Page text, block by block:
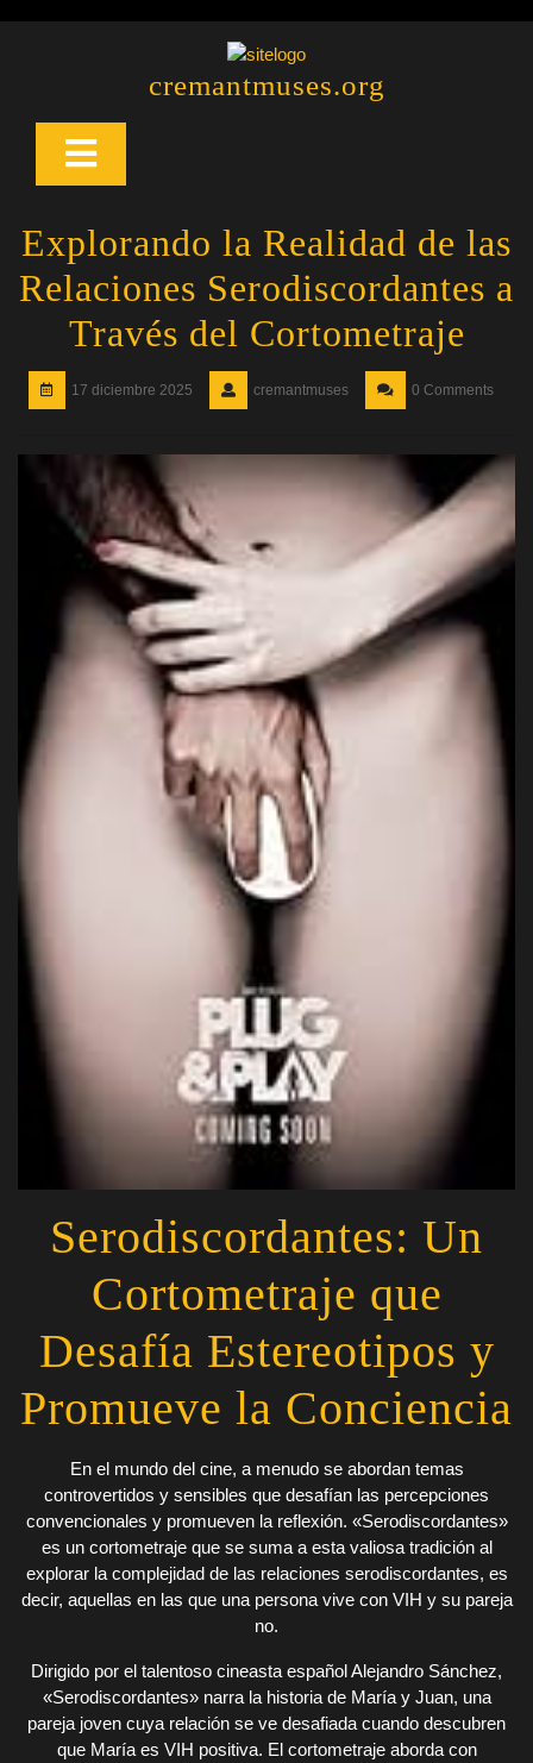
cremantmuses.org
Botón
Explorando la Realidad de las
Relaciones Serodiscordantes a
Través del Cortometraje
17 diciembre 2025 cremantmuses 0 Comments
Serodiscordantes: Un
Cortometraje que
Desafía Estereotipos y
Promueve la Conciencia
En el mundo del cine, a menudo se abordan temas
controvertidos y sensibles que desafían las percepciones
convencionales y promueven la reflexión. «Serodiscordantes»
es un cortometraje que se suma a esta valiosa tradición al
explorar la complejidad de las relaciones serodiscordantes, es
decir, aquellas en las que una persona vive con VIH y su pareja
no.
Dirigido por el talentoso cineasta español Alejandro Sánchez,
«Serodiscordantes» narra la historia de María y Juan, una
pareja joven cuya relación se ve desafiada cuando descubren
que María es VIH positiva. El cortometraje aborda con